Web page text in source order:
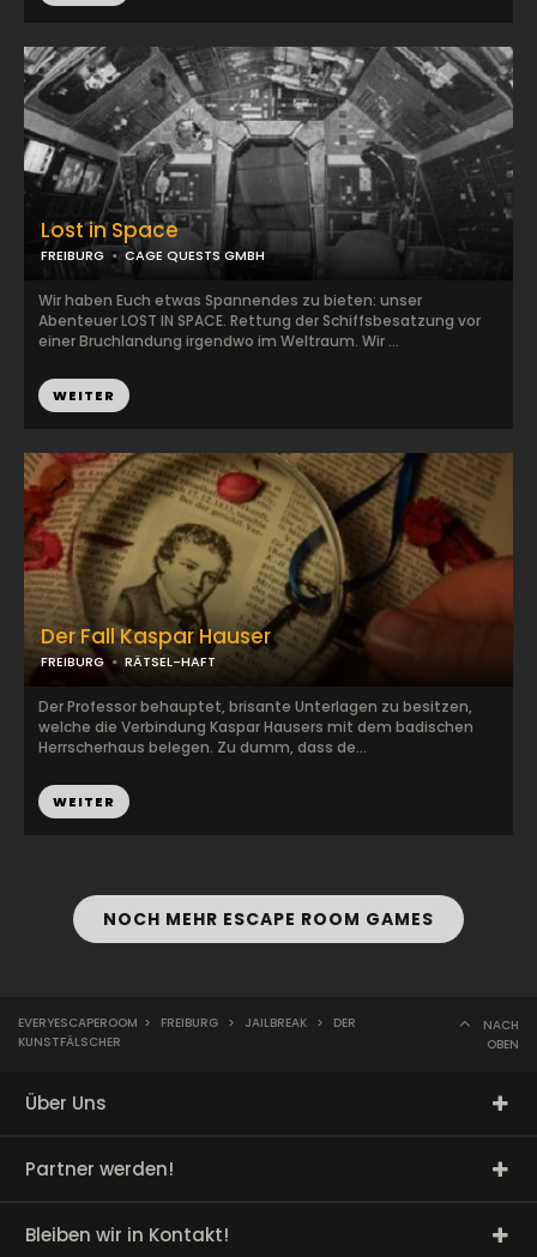
Lost in Space
FREIBURG CAGE QUESTS GMBH
Wir haben Euch etwas Spannendes zu bieten: unser
Abenteuer LOST IN SPACE. Rettung der Schiffsbesatzung vor
einer Bruchlandung irgendwo im Weltraum. Wir ...
WEITER
Der Fall Kaspar Hauser
FREIBURG RÄTSEL-HAFT
Der Professor behauptet, brisante Unterlagen zu besitzen,
welche die Verbindung Kaspar Hausers mit dem badischen
Herrscherhaus belegen. Zu dumm, dass de...
WEITER
NOCH MEHR ESCAPE ROOM GAMES
EVERYESCAPEROOM > FREIBURG > JAILBREAK >
DER
KUNSTFÄLSCHER
NACH
OBEN
Über Uns
Partner werden!
Bleiben wir in Kontakt!